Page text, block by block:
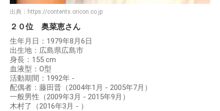
出典： https://contents.oricon.co.jp
２０位 奥菜恵さん
生年月日：1979年8月6日
出生地：広島県広島市
身長：155 cm
血液型：O型
活動期間：1992年 -
配偶者：藤田晋（2004年1月 - 2005年7月）
一般男性（2009年3月 - 2015年9月）
木村了（2016年3月 - ）